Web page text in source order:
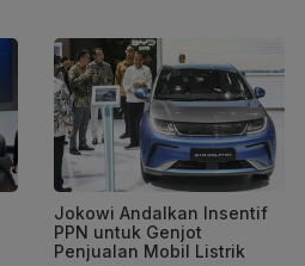
Jokowi Andalkan Insentif
PPN untuk Genjot
Penjualan Mobil Listrik